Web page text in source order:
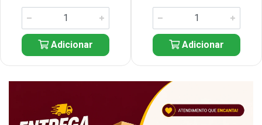
Adicionar Adicionar